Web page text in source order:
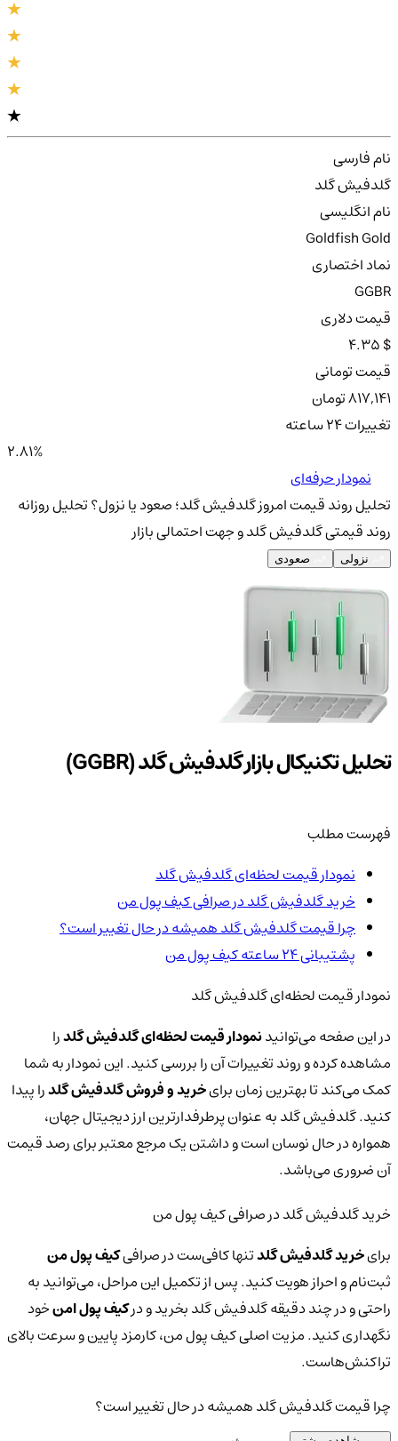
نام فارسی
گلدفیش گلد
نام انگلیسی
Goldfish Gold
نماد اختصاری
GGBR
قیمت دلاری
4.35 $
قیمت تومانی
817,141 تومان
تغییرات ۲۴ ساعته
2.81%
نمودار حرفه‌ای
تحلیل روند قیمت امروز گلدفیش گلد؛ صعود یا نزول؟تحلیل روزانه
روند قیمتی گلدفیش گلد و جهت احتمالی بازار
نزولی صعودی
تحلیل تکنیکال بازار گلدفیش گلد (GGBR)
فهرست مطلب
نمودار قیمت لحظه‌ای گلدفیش گلد
خرید گلدفیش گلد در صرافی کیف پول من
چرا قیمت گلدفیش گلد همیشه در حال تغییر است؟
پشتیبانی ۲۴ ساعته کیف پول من
نمودار قیمت لحظه‌ای گلدفیش گلد
در این صفحه می‌توانیدنمودار قیمت لحظه‌ای گلدفیش گلدرا
مشاهده کرده و روند تغییرات آن را بررسی کنید. این نمودار به شما
کمک می‌کند تا بهترین زمان برایخرید و فروش گلدفیش گلدرا پیدا
کنید. گلدفیش گلد به عنوان پرطرفدارترین ارز دیجیتال جهان،
همواره در حال نوسان است و داشتن یک مرجع معتبر برای رصد قیمت
آن ضروری می‌باشد.
خرید گلدفیش گلد در صرافی کیف پول من
برایخرید گلدفیش گلدتنها کافی‌ست در صرافیکیف پول من
ثبت‌نام و احراز هویت کنید. پس از تکمیل این مراحل، می‌توانید به
راحتی و در چند دقیقه گلدفیش گلد بخرید و درکیف پول امنخود
نگهداری کنید. مزیت اصلی کیف پول من، کارمزد پایین و سرعت بالای
تراکنش‌هاست.
چرا قیمت گلدفیش گلد همیشه در حال تغییر است؟